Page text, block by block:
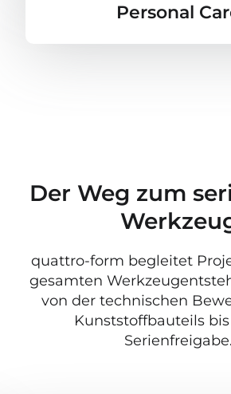
Personal
Der Weg zum
quattro-form begleitet
gesamten
von der technischen
Kunststoffbauteils
Serienfreigabe.